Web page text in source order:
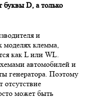
буквы D, а только
и
моделях клемма,
как L или WL.
автомобилей и
генератора. Поэтому
отсутствие
может быть